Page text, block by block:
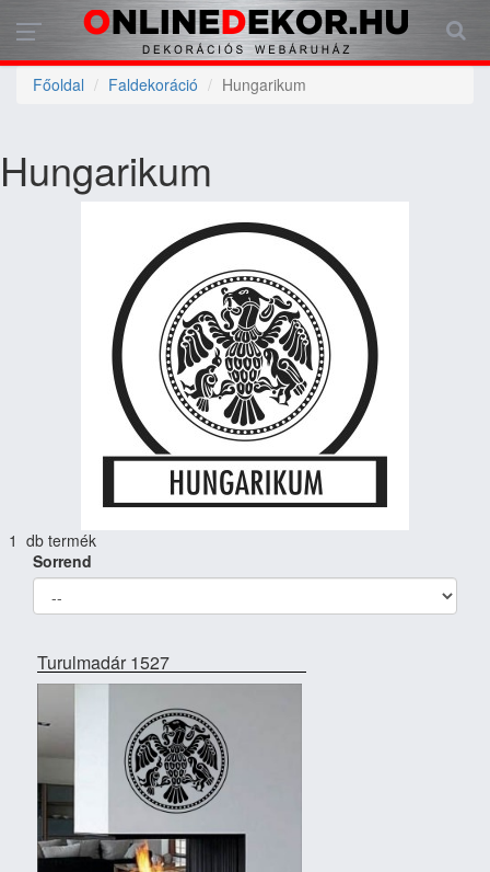
Főoldal Faldekoráció Hungarikum
Hungarikum
1 db termék
Sorrend
Turulmadár 1527